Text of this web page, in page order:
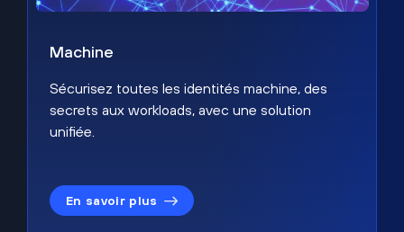
Machine
Sécurisez toutes les identités machine, des
secrets aux workloads, avec une solution
unifiée.
En savoir plus